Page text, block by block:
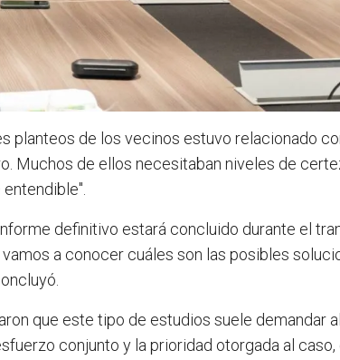
planteos de los vecinos estuvo relacionado
Muchos de ellos necesitaban niveles de
definitivo estará concluido durante el
a conocer cuáles son las posibles
que este tipo de estudios suele demandar
conjunto y la prioridad otorgada al